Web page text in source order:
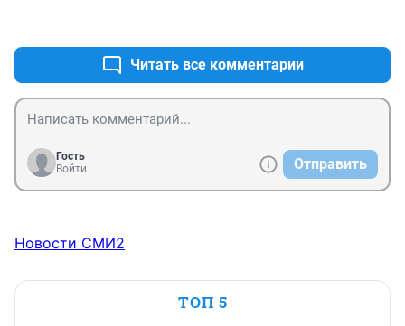
Читать все комментарии
Гость
Войти
Отправить
Новости СМИ2
ТОП 5